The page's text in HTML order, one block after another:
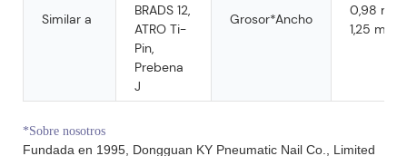
Similar a
BRADS 12,
ATRO Ti-
Pin,
Prebena
J
Grosor*Ancho
0,98
1,25 mm
*Sobre nosotros
Fundada en 1995, Dongguan KY Pneumatic Nail Co., Limited